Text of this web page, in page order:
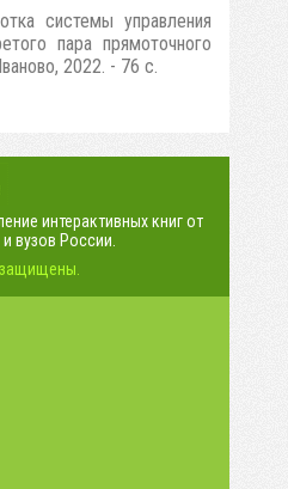
системы управления
пара прямоточного
2022. - 76 с.
интерактивных книг от
вузов России.